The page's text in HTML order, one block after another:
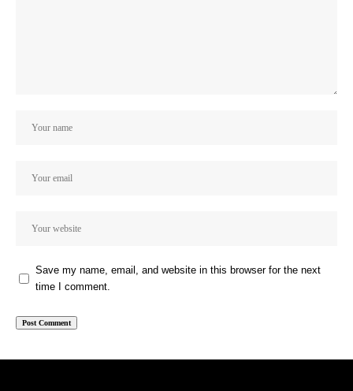
Save my name, email, and website in this browser for the next
time I comment.